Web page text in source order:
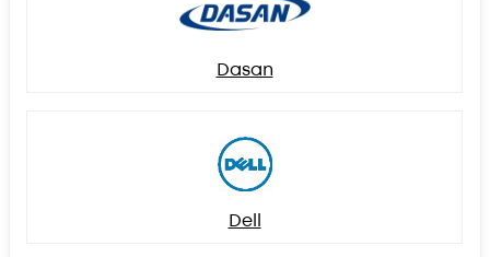
Dasan
Dell